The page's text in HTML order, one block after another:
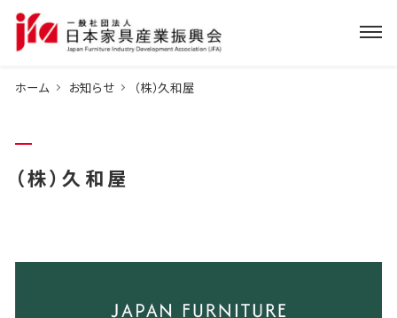
ホーム お知らせ （株）久和屋
（株）久和屋